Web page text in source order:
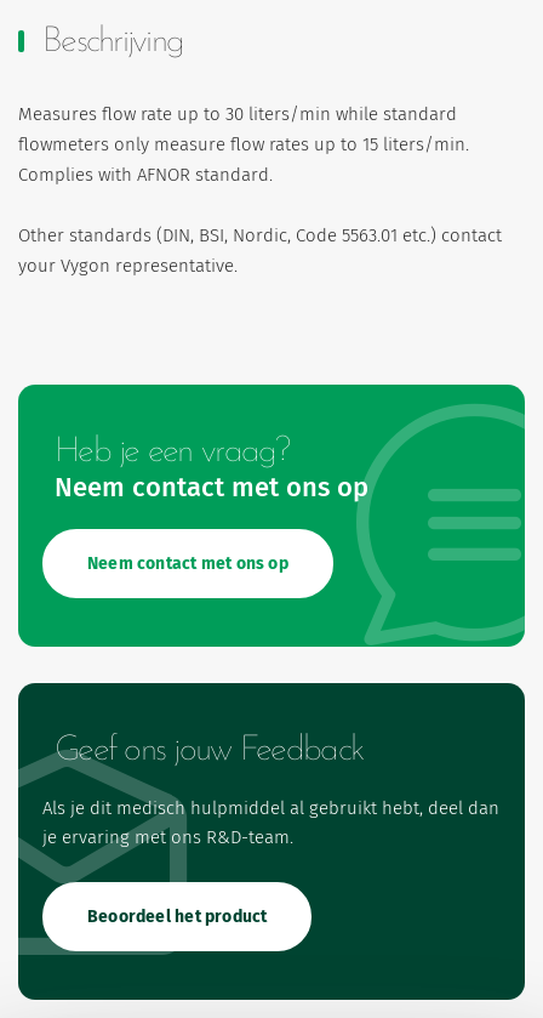
Beschrijving
Measures flow rate up to 30 liters/min while standard
flowmeters only measure flow rates up to 15 liters/min.
Complies with AFNOR standard.
Other standards (DIN, BSI, Nordic, Code 5563.01 etc.) contact
your Vygon representative.
Heb je een vraag?
Neem contact met ons op
Neem contact met ons op
Geef ons jouw Feedback
Als je dit medisch hulpmiddel al gebruikt hebt, deel dan
je ervaring met ons R&D-team.
Beoordeel het product